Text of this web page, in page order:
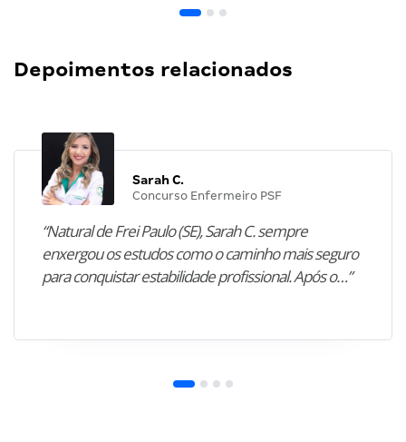
Depoimentos relacionados
Sarah C.
Concurso Enfermeiro PSF
“Natural de Frei Paulo (SE), Sarah C. sempre
enxergou os estudos como o caminho mais seguro
para conquistar estabilidade profissional. Após o…”